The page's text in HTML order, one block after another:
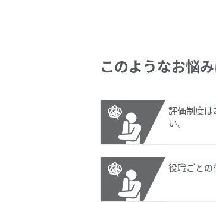
このようなお悩
評価制度は
い。
役職ごとの